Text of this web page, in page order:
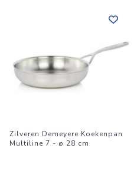
Zilveren Demeyere Koekenpan
Multiline 7 - ø 28 cm